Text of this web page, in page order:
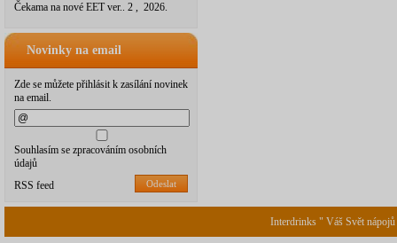
Čekama na nové EET ver.. 2 , 2026.
Novinky na email
Zde se můžete přihlásit k zasílání novinek
na email.
Souhlasím se zpracováním osobních
údajů
Odeslat
RSS feed
Interdrinks " Váš Svět